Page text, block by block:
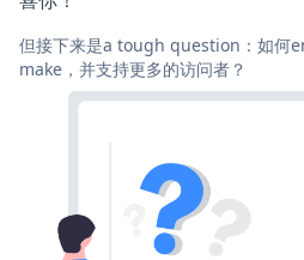
但接下来是a tough question：如何
make，并支持更多的访问者？